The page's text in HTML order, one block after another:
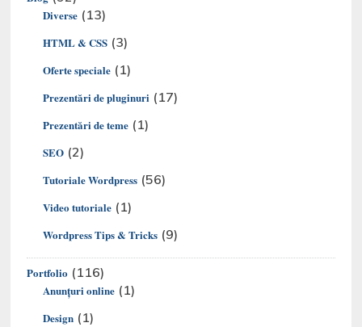
Diverse (13)
HTML & CSS (3)
Oferte speciale (1)
Prezentări de pluginuri (17)
Prezentări de teme (1)
SEO (2)
Tutoriale Wordpress (56)
Video tutoriale (1)
Wordpress Tips & Tricks (9)
Portfolio (116)
Anunțuri online (1)
Design (1)